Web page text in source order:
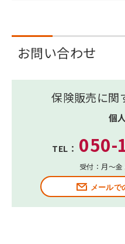
お問い合わせ
保険販売に関
個
TEL： 050-
受付：月～
メールで